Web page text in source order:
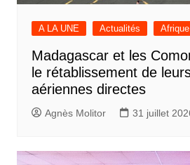
A LA UNE Actualités Afrique
Madagascar et les
le rétablissement de
aériennes directes
Agnès Molitor 31 juillet